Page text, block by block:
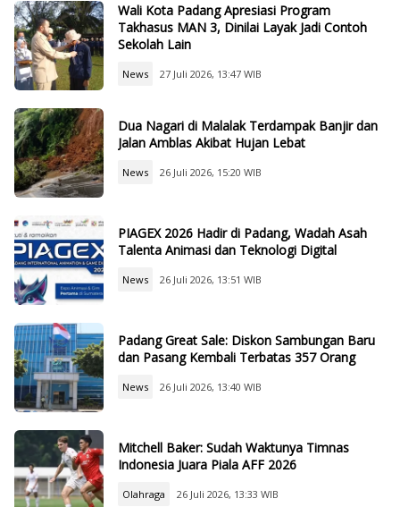
Wali Kota Padang Apresiasi Program
Takhasus MAN 3, Dinilai Layak Jadi Contoh
Sekolah Lain
News 27 Juli 2026, 13:47 WIB
Dua Nagari di Malalak Terdampak Banjir dan
Jalan Amblas Akibat Hujan Lebat
News 26 Juli 2026, 15:20 WIB
PIAGEX 2026 Hadir di Padang, Wadah Asah
Talenta Animasi dan Teknologi Digital
News 26 Juli 2026, 13:51 WIB
Padang Great Sale: Diskon Sambungan Baru
dan Pasang Kembali Terbatas 357 Orang
News 26 Juli 2026, 13:40 WIB
Mitchell Baker: Sudah Waktunya Timnas
Indonesia Juara Piala AFF 2026
Olahraga 26 Juli 2026, 13:33 WIB